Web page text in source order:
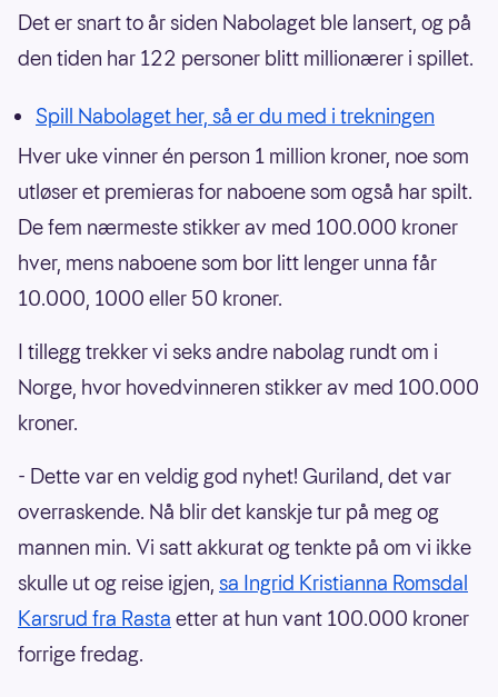
Det er snart to år siden Nabolaget ble lansert, og på
den tiden har 122 personer blitt millionærer i spillet.
Spill Nabolaget her, så er du med i trekningen
Hver uke vinner én person 1 million kroner, noe som
utløser et premieras for naboene som også har spilt.
De fem nærmeste stikker av med 100.000 kroner
hver, mens naboene som bor litt lenger unna får
10.000, 1000 eller 50 kroner.
I tillegg trekker vi seks andre nabolag rundt om i
Norge, hvor hovedvinneren stikker av med 100.000
kroner.
- Dette var en veldig god nyhet! Guriland, det var
overraskende. Nå blir det kanskje tur på meg og
mannen min. Vi satt akkurat og tenkte på om vi ikke
skulle ut og reise igjen, sa Ingrid Kristianna Romsdal
Karsrud fra Rasta etter at hun vant 100.000 kroner
forrige fredag.